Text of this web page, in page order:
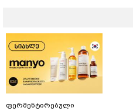
ფერმენტირებული